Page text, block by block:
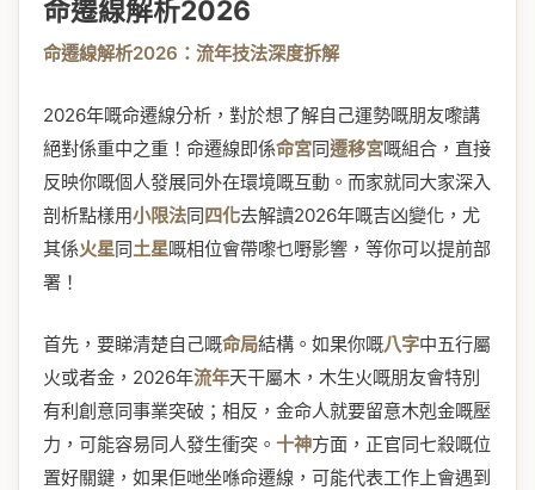
命遷線解析2026
命遷線解析2026：流年技法深度拆解
2026年嘅命遷線分析，對於想了解自己運勢嘅朋友嚟講
絕對係重中之重！命遷線即係命宮同遷移宮嘅組合，直接
反映你嘅個人發展同外在環境嘅互動。而家就同大家深入
剖析點樣用小限法同四化去解讀2026年嘅吉凶變化，尤
其係火星同土星嘅相位會帶嚟乜嘢影響，等你可以提前部
署！
首先，要睇清楚自己嘅命局結構。如果你嘅八字中五行屬
火或者金，2026年流年天干屬木，木生火嘅朋友會特別
有利創意同事業突破；相反，金命人就要留意木剋金嘅壓
力，可能容易同人發生衝突。 十神方面，正官同七殺嘅位
置好關鍵，如果佢哋坐喺命遷線，可能代表工作上會遇到